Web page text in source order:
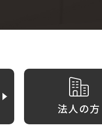
法人の方